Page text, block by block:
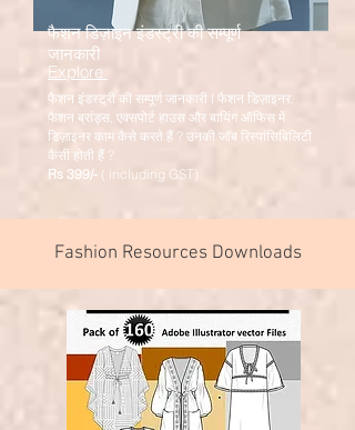
फैशन डिज़ाइन इंडस्ट्री की सम्पूर्ण
जानकारी
Explore
फैशन इंडस्ट्री की सम्पूर्ण जानकारी I फैशन डिज़ाइनर,
फैशन ब्रांड्स, एक्सपोर्ट हाउस और बायिंग ऑफिस में
डिज़ाइनर काम कैसे करते हैं ? उनकी जॉब रिस्पांसिबिलिटी
कैसी होती हैं ?
Rs 399/- ( including GST)
Fashion Resources Downloads